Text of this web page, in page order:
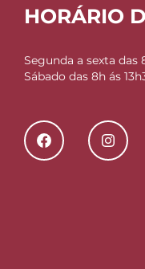
HORÁRIO
Segunda a sexta das
Sábado das 8h ás